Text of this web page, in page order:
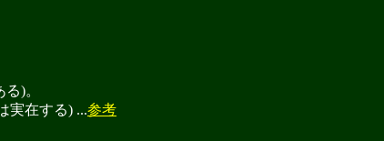
)。
実在する) ...参考